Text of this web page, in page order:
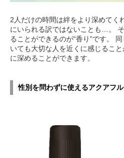
2人だけの時間は絆をより深めてく
にいられる訳ではないことも…。
ることができるのが“香り”です。
いても大切な人を近くに感じるこ
に深めることができます。
性別を問わずに使えるアクアフ